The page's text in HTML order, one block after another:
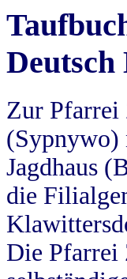
Deutsch
Zur Pfarrei
(Sypnywo)
Jagdhaus
die
Die Pfarrei